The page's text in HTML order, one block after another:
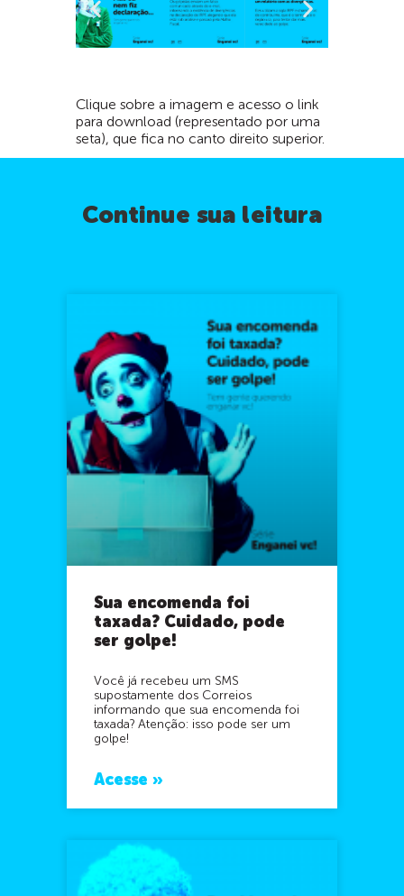
Clique sobre a imagem e acesso o link
para download (representado por uma
seta), que fica no canto direito superior.
Continue sua leitura
Sua encomenda foi
taxada? Cuidado, pode
ser golpe!
Você já recebeu um SMS
supostamente dos Correios
informando que sua encomenda foi
taxada? Atenção: isso pode ser um
golpe!
Acesse »